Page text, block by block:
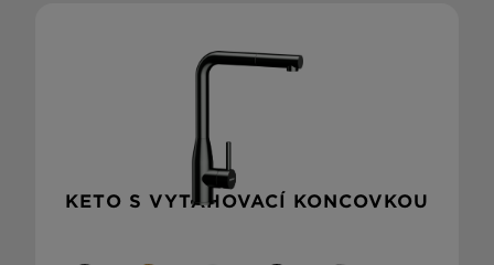
KETO S VYTAHOVACÍ KONCOVKOU